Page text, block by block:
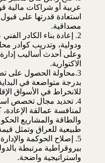
عربية أو شراكات مالية
استعادة قدرتها على
مصداقية.
2. إعادة بناء الكادر
ودولية، وتدريب كوادر
وعلى أحدث أساليب إدارة
الاكتوارية.
3.محاولة الحصول على
بدرجة متواضعة في
للانخراط في الأسواق
4. تحديد مجال تخصص
لمنافسة عمالقة
والطاقة والمشاريع
طبيعية للعراق وتمثل
5. إصلاح الحوكمة
بيروقراطية مرتبطة
واستراتيجية واضحة.